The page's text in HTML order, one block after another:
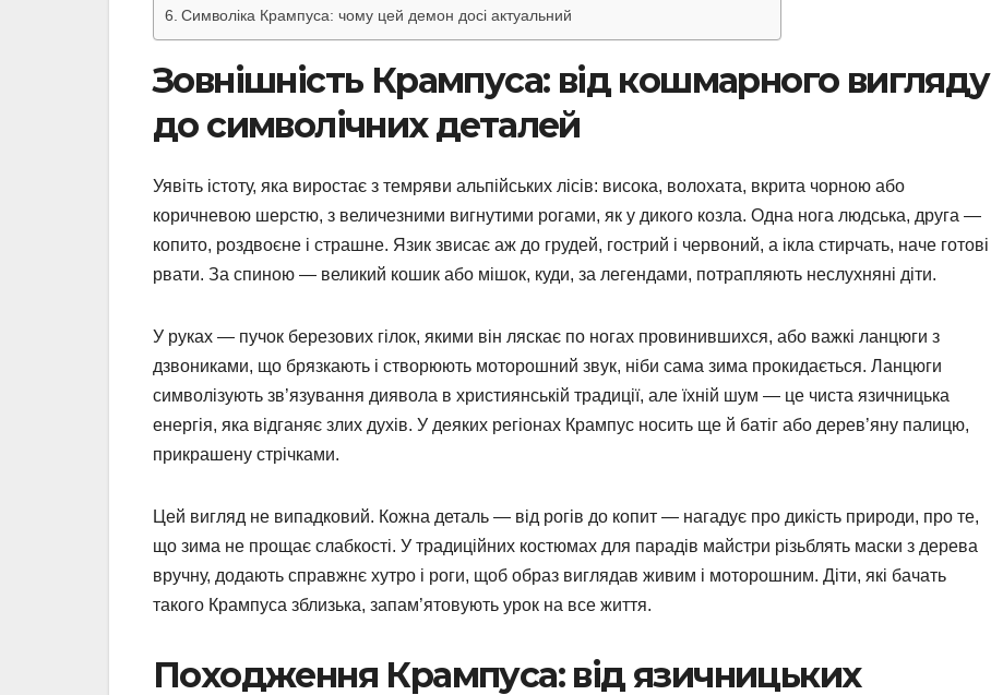
Символіка Крампуса: чому цей демон досі актуальний
Зовнішність Крампуса: від кошмарного вигляду
до символічних деталей
Уявіть істоту, яка виростає з темряви альпійських лісів: висока, волохата, вкрита чорною або
коричневою шерстю, з величезними вигнутими рогами, як у дикого козла. Одна нога людська, друга —
копито, роздвоєне і страшне. Язик звисає аж до грудей, гострий і червоний, а ікла стирчать, наче готові
рвати. За спиною — великий кошик або мішок, куди, за легендами, потрапляють неслухняні діти.
У руках — пучок березових гілок, якими він ляскає по ногах провинившихся, або важкі ланцюги з
дзвониками, що брязкають і створюють моторошний звук, ніби сама зима прокидається. Ланцюги
символізують зв’язування диявола в християнській традиції, але їхній шум — це чиста язичницька
енергія, яка відганяє злих духів. У деяких регіонах Крампус носить ще й батіг або дерев’яну палицю,
прикрашену стрічками.
Цей вигляд не випадковий. Кожна деталь — від рогів до копит — нагадує про дикість природи, про те,
що зима не прощає слабкості. У традиційних костюмах для парадів майстри різьблять маски з дерева
вручну, додають справжнє хутро і роги, щоб образ виглядав живим і моторошним. Діти, які бачать
такого Крампуса зблизька, запам’ятовують урок на все життя.
Походження Крампуса: від язичницьких